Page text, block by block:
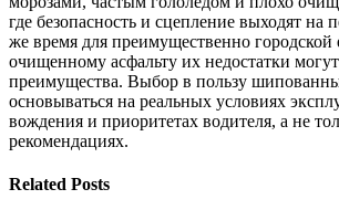
где безопасность и сцепление выходят на
же время для преимущественно городской
очищенному асфальту их недостатки
преимущества. Выбор в пользу
основываться на реальных условиях
вождения и приоритетах водителя, а не
рекомендациях.
Related Posts